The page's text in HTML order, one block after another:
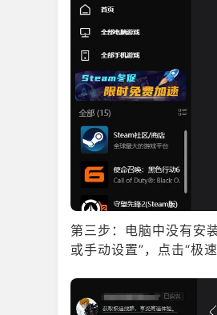
第三步：电脑中没有安
或手动设置”，点击“极